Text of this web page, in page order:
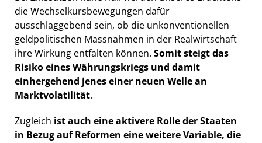
die Wechselkursbewegungen dafür
ausschlaggebend sein, ob die unkonventionellen
geldpolitischen Massnahmen in der Realwirtschaft
ihre Wirkung entfalten können. Somit steigt das
Risiko eines Währungskriegs und damit
einhergehend jenes einer neuen Welle an
Marktvolatilität.
Zugleich ist auch eine aktivere Rolle der Staaten
in Bezug auf Reformen eine weitere Variable, die